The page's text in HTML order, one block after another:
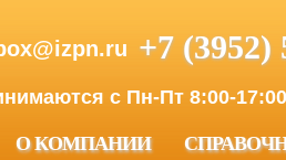
+7 (3952)
с Пн-Пт 8:00-
О КОМПАНИИ